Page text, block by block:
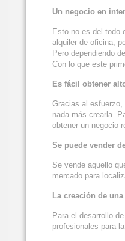
Un negocio en
Esto no es del todo
alquiler de oficina,
Pero dependiendo
Con lo que este
Es fácil obtener
Gracias al
nada más crearla.
obtener un negocio
Se puede vender
Se vende aquello
mercado para
La creación de
Para el desarrollo
profesionales para